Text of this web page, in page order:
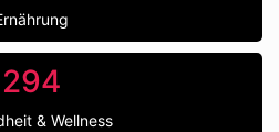
294
& Wellness